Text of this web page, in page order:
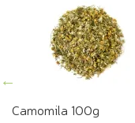
Camomila 100g